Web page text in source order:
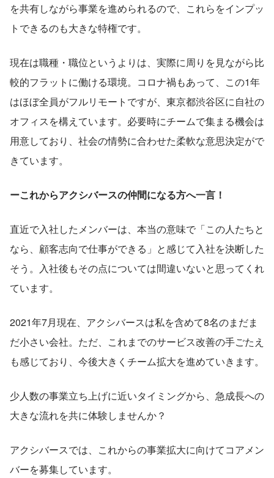
を共有しながら事業を進められるので、これらをインプッ
トできるのも大きな特権です。
現在は職種・職位というよりは、実際に周りを見ながら比
較的フラットに働ける環境。コロナ禍もあって、この1年
はほぼ全員がフルリモートですが、東京都渋谷区に自社の
オフィスを構えています。必要時にチームで集まる機会は
用意しており、社会の情勢に合わせた柔軟な意思決定がで
きています。
ーこれからアクシバースの仲間になる方へ一言！
直近で入社したメンバーは、本当の意味で「この人たちと
なら、顧客志向で仕事ができる」と感じて入社を決断した
そう。入社後もその点については間違いないと思ってくれ
ています。
2021年7月現在、アクシバースは私を含めて8名のまだま
だ小さい会社。ただ、これまでのサービス改善の手ごたえ
も感じており、今後大きくチーム拡大を進めていきます。
少人数の事業立ち上げに近いタイミングから、急成長への
大きな流れを共に体験しませんか？
アクシバースでは、これからの事業拡大に向けてコアメン
バーを募集しています。